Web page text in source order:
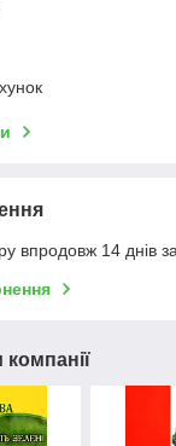
впродовж 14 днів
компанії